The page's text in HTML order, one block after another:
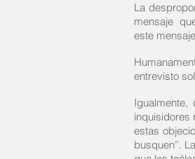
La
mensaje
este
entrevisto
inquisidores
estas
busquen”.